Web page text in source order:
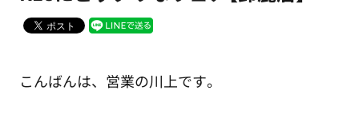
こんばんは、営業の川上です。